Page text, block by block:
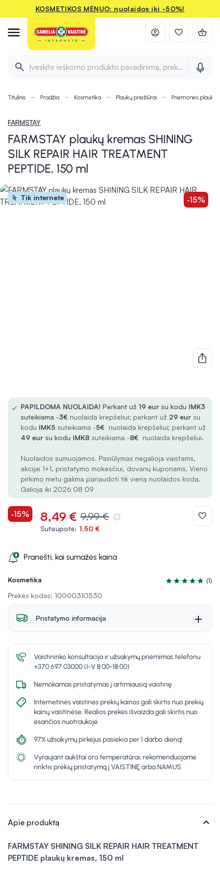
KOSMETIKOS MĖNUO: nuolaidos iki -50%!
Įveskite ieškomo produkto pavadinimą, prekės ženklą ir
Titulinis Pradžia Kosmetika Plaukų priežiūrai Priemonės
FARMSTAY
FARMSTAY plaukų kremas SHINING
SILK REPAIR HAIR TREATMENT
PEPTIDE, 150 ml
Tik internete -15%
Kosmetika
Įvertinimas 5.0
(1)
Prekės kodas: 10000310530
✓ PAPILDOMA NUOLAIDA! Perkant už 19 eur su kodu IMK3
suteikiama -3€ nuolaida krepšeliui; perkant už 29 eur su
kodu IMK5 suteikiama -5€ nuolaida krepšeliui; perkant už
49 eur su kodu IMK8 suteikiama -8€ nuolaida krepšeliui.
Nuolaidos sumuojamos. Pasiūlymas negalioja vaistams,
akcijai 1+1, pristatymo mokesčiui, dovanų kuponams. Vieno
pirkimo metu galima panaudoti tik vieną nuolaidos kodą.
Galioja iki 2026 08 09
-15% 8,49 € 9,99 €
Sutaupote: 1,50 €
Pranešti, kai sumažės kaina
Pristatymo informacija
Vaistininko konsultacija ir užsakymų priėmimas telefonu
+370 697 03000 (I-V 8:00-18:00)
Nemokamas pristatymas į artimiausią vaistinę
Internetinės vaistinės prekių kainos gali skirtis nuo prekių
kainų vaistinėse. Realios prekės išvaizda gali skirtis nuo
esančios nuotraukoje
97% užsakymų pirkėjus pasiekia per 1 darbo dieną!
Vyraujant aukštai oro temperatūrai, rekomenduojame
rinktis prekių pristatymą į VAISTINĘ arba NAMUS
Apie produktą expand_more
FARMSTAY SHINING SILK REPAIR HAIR TREATMENT
PEPTIDE plaukų kremas, 150 ml